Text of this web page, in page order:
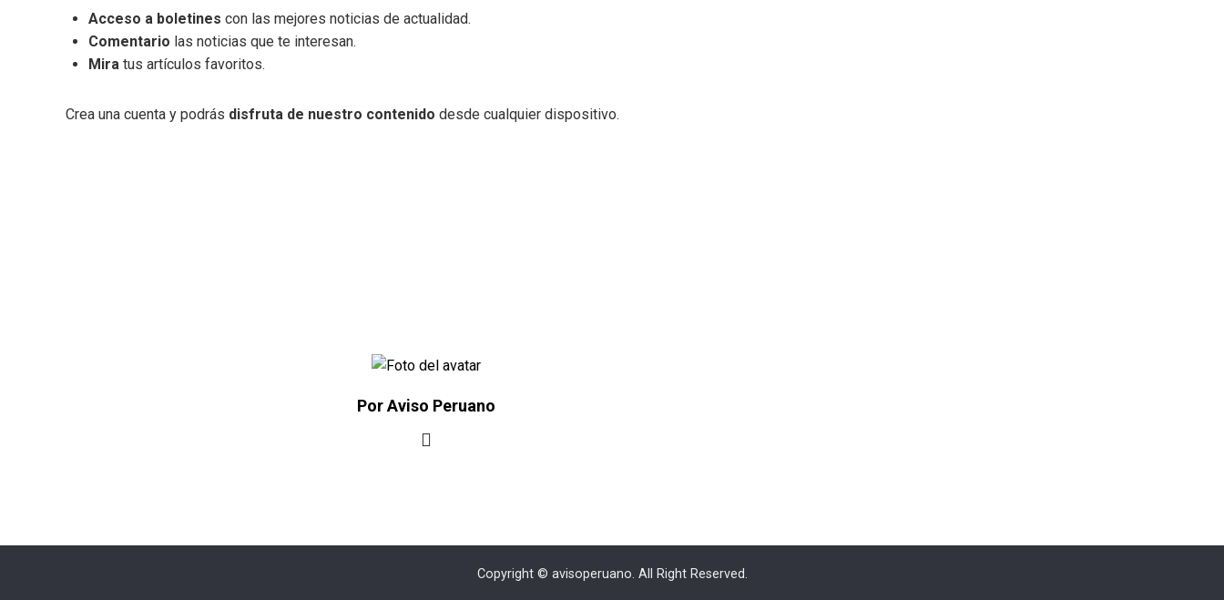
Acceso a boletines con las mejores noticias de actualidad.
Comentario las noticias que te interesan.
Mira tus artículos favoritos.
Crea una cuenta y podrás disfruta de nuestro contenido desde cualquier dispositivo.
Por Aviso Peruano
Copyright © avisoperuano. All Right Reserved.